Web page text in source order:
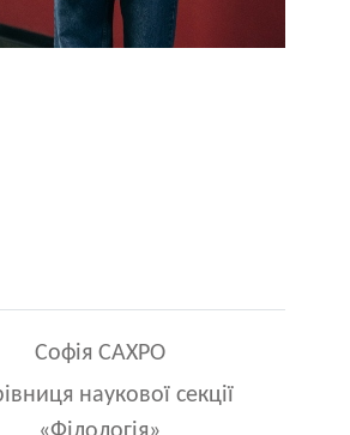
Софія САХРО
наукової секції